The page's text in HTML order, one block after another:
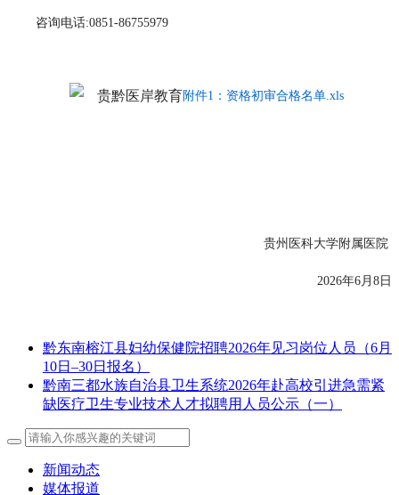
咨询电话:0851-86755979
附件1：资格初审合格名单.xls
贵州医科大学附属医院
2026年6月8日
黔东南榕江县妇幼保健院招聘2026年见习岗位人员（6月
10日–30日报名）
黔南三都水族自治县卫生系统2026年赴高校引进急需紧
缺医疗卫生专业技术人才拟聘用人员公示（一）
新闻动态
媒体报道